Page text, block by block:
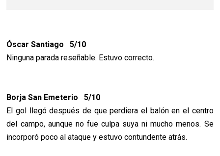
Óscar Santiago 5/10
Ninguna parada reseñable. Estuvo correcto.
Borja San Emeterio 5/10
El gol llegó después de que perdiera el balón en el centro
del campo, aunque no fue culpa suya ni mucho menos. Se
incorporó poco al ataque y estuvo contundente atrás.